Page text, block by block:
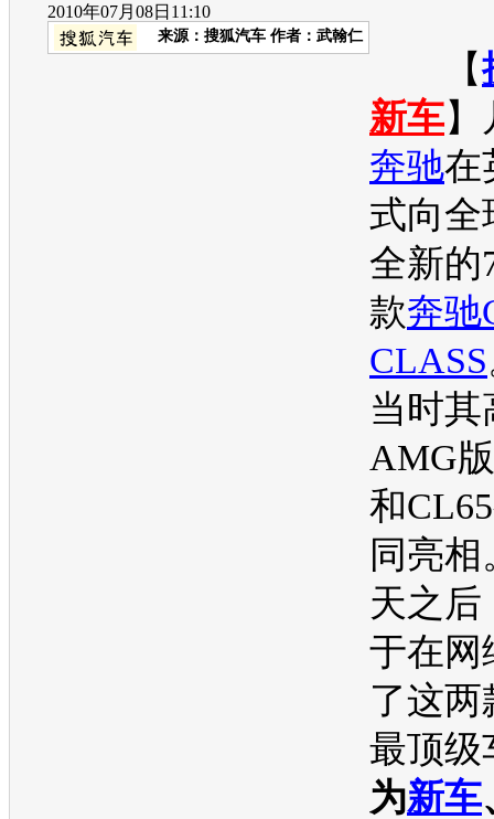
2010年07月08日11:10
来源： 搜狐汽车 作者：武翰仁
【
新车
奔驰在
式向全
全新的
款奔驰
CLASS
当时其
AMG
和
同亮
天之后
于在网
了这两
最顶级
为新车